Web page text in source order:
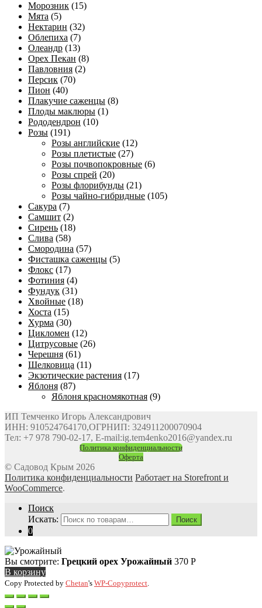
Морозник (15)
Мята (5)
Нектарин (32)
Облепиха (7)
Олеандр (13)
Орех Пекан (8)
Павловния (2)
Персик (70)
Пион (40)
Плакучие саженцы (8)
Плоды маклюры (1)
Рододендрон (10)
Розы (191)
Розы английские (12)
Розы плетистые (27)
Розы почвопокровные (6)
Розы спрей (20)
Розы флорибунды (21)
Розы чайно-гибридные (105)
Сакура (7)
Самшит (2)
Сирень (18)
Слива (58)
Смородина (57)
Фисташка саженцы (5)
Флокс (17)
Фотиния (4)
Фундук (31)
Хвойные (18)
Хоста (15)
Хурма (30)
Цикломен (12)
Цитрусовые (26)
Черешня (61)
Шелковица (11)
Экзотические растения (17)
Яблоня (87)
Яблоня красномякотная (9)
ИП Темченко Игорь Александрович
ИНН: 910524764170,ОГРНИП: 324911200070904
Тел: +7 978 790-02-17, E-mail:ig.tem4enko2016@yandex.ru
Политика конфиденциальности
Оферта
© Садовод Крым 2026
Политика конфиденциальности Работает на Storefront и
WooCommerce.
Поиск
Искать:
Поиск
0
Вы смотрите: Грецкий орех Урожайный 370 Р
В корзину
Copy Protected by Chetan's WP-Copyprotect.